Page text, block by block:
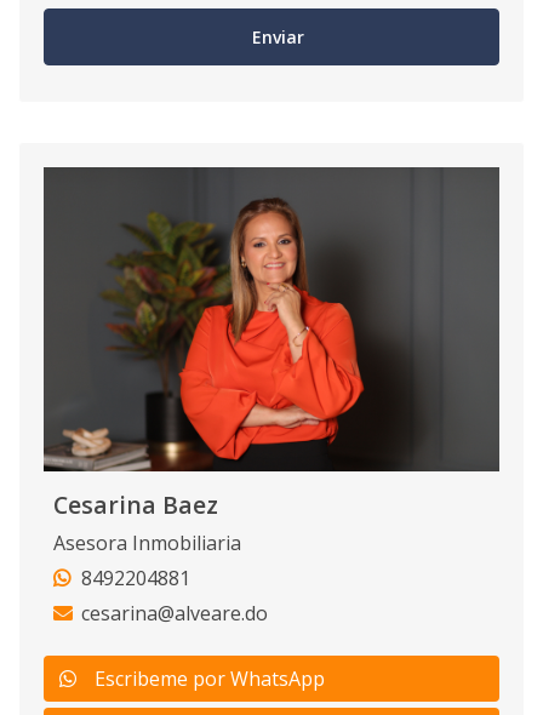
Enviar
Cesarina Baez
Asesora Inmobiliaria
8492204881
cesarina@alveare.do
Escribeme por WhatsApp